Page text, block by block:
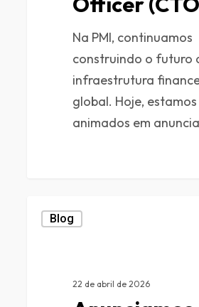
Na PMI, continuamos
construindo o futuro
infraestrutura
global. Hoje, estamos
animados em
Blog
22 de abril de 2026